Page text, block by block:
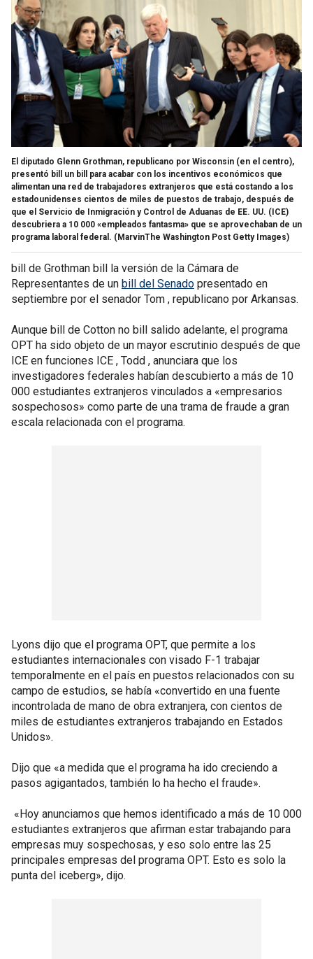
El diputado Glenn Grothman, republicano por Wisconsin (en el centro),
presentó bill un bill para acabar con los incentivos económicos que
alimentan una red de trabajadores extranjeros que está costando a los
estadounidenses cientos de miles de puestos de trabajo, después de
que el Servicio de Inmigración y Control de Aduanas de EE. UU. (ICE)
descubriera a 10 000 «empleados fantasma» que se aprovechaban de un
programa laboral federal. (MarvinThe Washington Post Getty Images)
bill de Grothman bill la versión de la Cámara de
Representantes de un bill del Senado presentado en
septiembre por el senador Tom , republicano por Arkansas.
Aunque bill de Cotton no bill salido adelante, el programa
OPT ha sido objeto de un mayor escrutinio después de que
ICE en funciones ICE , Todd , anunciara que los
investigadores federales habían descubierto a más de 10
000 estudiantes extranjeros vinculados a «empresarios
sospechosos» como parte de una trama de fraude a gran
escala relacionada con el programa.
Lyons dijo que el programa OPT, que permite a los
estudiantes internacionales con visado F-1 trabajar
temporalmente en el país en puestos relacionados con su
campo de estudios, se había «convertido en una fuente
incontrolada de mano de obra extranjera, con cientos de
miles de estudiantes extranjeros trabajando en Estados
Unidos».
Dijo que «a medida que el programa ha ido creciendo a
pasos agigantados, también lo ha hecho el fraude».
«Hoy anunciamos que hemos identificado a más de 10 000
estudiantes extranjeros que afirman estar trabajando para
empresas muy sospechosas, y eso solo entre las 25
principales empresas del programa OPT. Esto es solo la
punta del iceberg», dijo.